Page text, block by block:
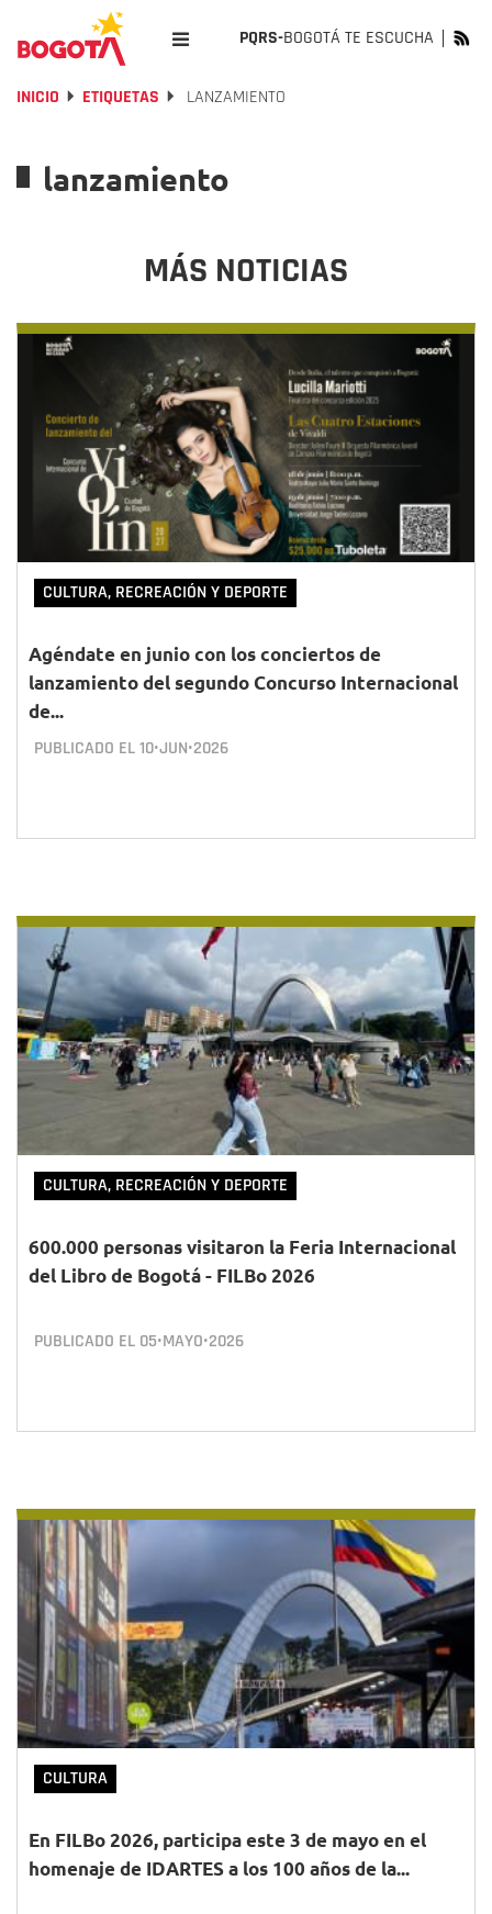
PQRS-BOGOTÁ TE ESCUCHA
INICIO ETIQUETAS LANZAMIENTO
lanzamiento
MÁS NOTICIAS
CULTURA, RECREACIÓN Y DEPORTE
Agéndate en junio con los conciertos de
lanzamiento del segundo Concurso Internacional
de...
PUBLICADO EL10•JUN•2026
CULTURA, RECREACIÓN Y DEPORTE
600.000 personas visitaron la Feria Internacional
del Libro de Bogotá - FILBo 2026
PUBLICADO EL 05•MAYO•2026
CULTURA
En FILBo 2026, participa este 3 de mayo en el
homenaje de IDARTES a los 100 años de la...